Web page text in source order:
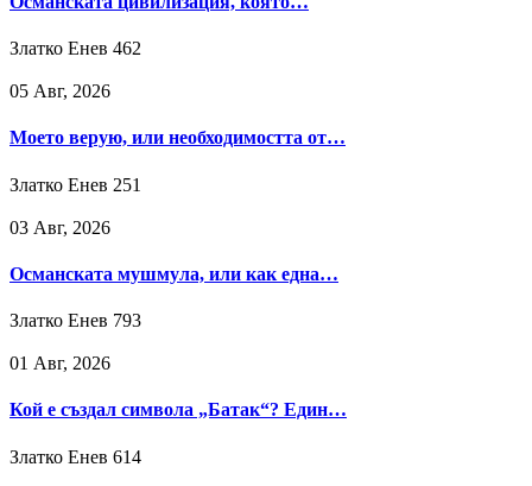
Златко Енев 462
05 Авг, 2026
Моето верую, или необходимостта от…
Златко Енев 251
03 Авг, 2026
Османската мушмула, или как една…
Златко Енев 793
01 Авг, 2026
Кой е създал символа „Батак“? Един…
Златко Енев 614